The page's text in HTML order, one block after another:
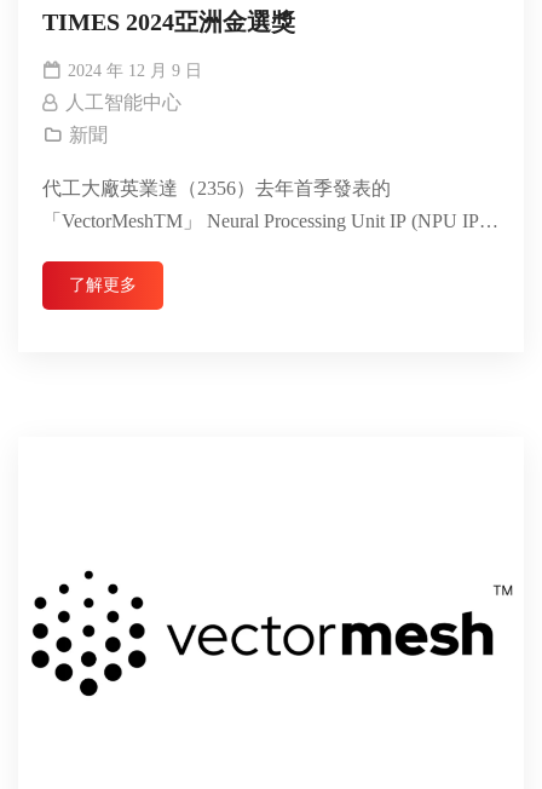
TIMES 2024亞洲金選獎
2024 年 12 月 9 日
人工智能中心
新聞
代工大廠英業達（2356）去年首季發表的
「VectorMeshTM」 Neural Processing Unit IP (NPU IP)
了解更多